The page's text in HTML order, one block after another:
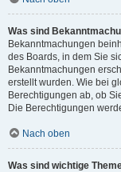
Was sind
Bekanntmachungen
des Boards, in dem Sie
Bekanntmachungen
erstellt wurden. Wie bei
Berechtigungen ab, ob
Die Berechtigungen
Nach oben
Was sind wichtige